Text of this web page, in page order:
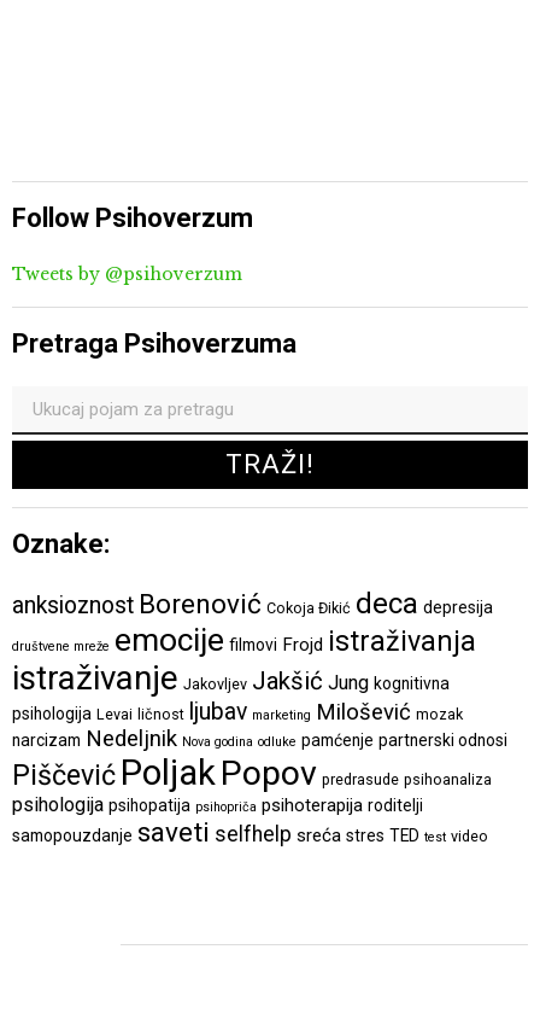
Follow Psihoverzum
Tweets by @psihoverzum
Pretraga Psihoverzuma
Oznake:
anksioznost Borenović Cokoja Đikić deca depresija
društvene mreže emocije filmovi Frojd istraživanja
istraživanje Jakovljev Jakšić Jung kognitivna
psihologija Levai ličnost ljubav marketing Milošević mozak
narcizam Nedeljnik Nova godina odluke pamćenje partnerski odnosi
Piščević PoljakPopov predrasude psihoanaliza
psihologija psihopatija psihopriča psihoterapija roditelji
samopouzdanje saveti selfhelp sreća stres TED test video